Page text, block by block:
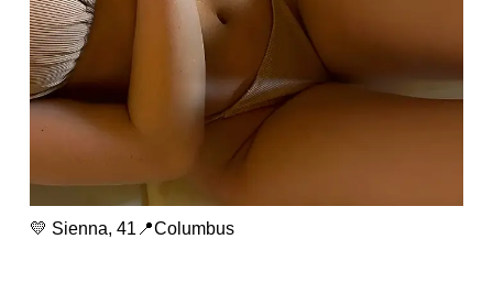
💛 Sienna, 41📍Columbus